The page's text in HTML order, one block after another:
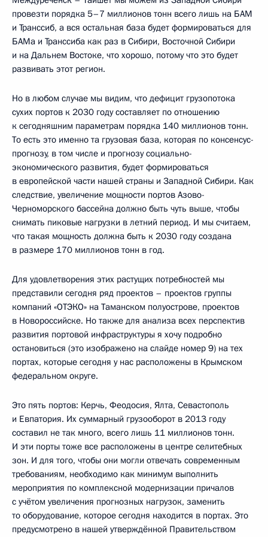
провезти порядка 5–7 миллионов тонн всего лишь на БАМ
и Транссиб, а вся остальная база будет формироваться для
БАМа и Транссиба как раз в Сибири, Восточной Сибири
и на Дальнем Востоке, что хорошо, потому что это будет
развивать этот регион.
Но в любом случае мы видим, что дефицит грузопотока
сухих портов к 2030 году составляет по отношению
к сегодняшним параметрам порядка 140 миллионов тонн.
То есть это именно та грузовая база, которая по консенсус-
прогнозу, в том числе и прогнозу социально-
экономического развития, будет формироваться
в европейской части нашей страны и Западной Сибири. Как
следствие, увеличение мощности портов Азово-
Черноморского бассейна должно быть чуть выше, чтобы
снимать пиковые нагрузки в летний период. И мы считаем,
что такая мощность должна быть к 2030 году создана
в размере 170 миллионов тонн в год.
Для удовлетворения этих растущих потребностей мы
представили сегодня ряд проектов – проектов группы
компаний «ОТЭКО» на Таманском полуострове, проектов
в Новороссийске. Но также для анализа всех перспектив
развития портовой инфраструктуры я хочу подробно
остановиться (это изображено на слайде номер 9) на тех
портах, которые сегодня у нас расположены в Крымском
федеральном округе.
Это пять портов: Керчь, Феодосия, Ялта, Севастополь
и Евпатория. Их суммарный грузооборот в 2013 году
составил не так много, всего лишь 11 миллионов тонн.
И эти порты тоже все расположены в центре селитебных
зон. И для того, чтобы они могли отвечать современным
требованиям, необходимо как минимум выполнить
мероприятия по комплексной модернизации причалов
с учётом увеличения прогнозных нагрузок, заменить
то оборудование, которое сегодня находится в портах. Это
предусмотрено в нашей утверждённой Правительством